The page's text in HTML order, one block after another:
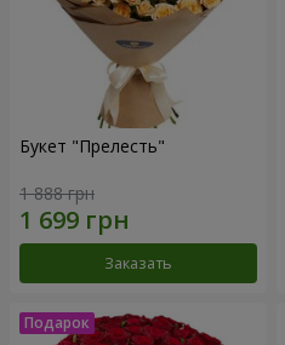
Букет "Прелесть"
1 888 грн
Заказать